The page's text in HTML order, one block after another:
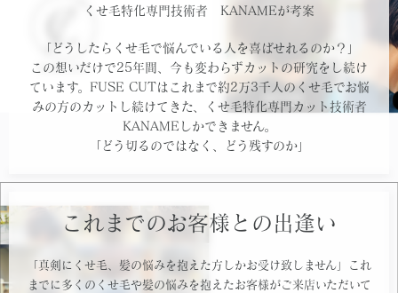
くせ毛特化専門技術者 KANAMEが考案
「どうしたらくせ毛で悩んでいる人を喜ばせれるのか？」
この想いだけで25年間、今も変わらずカットの研究をし続け
ています。FUSE CUTはこれまで約2万3千人のくせ毛でお悩
みの方のカットし続けてきた、くせ毛特化専門カット技術者
KANAMEしかできません。
「どう切るのではなく、どう残すのか」
これまでのお客様との出逢い
「真剣にくせ毛、髪の悩みを抱えた方しかお受け致しません」これ
までに多くのくせ毛や髪の悩みを抱えたお客様がご来店いただいて